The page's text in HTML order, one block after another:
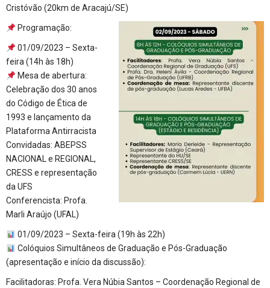
Cristóvão (20km de Aracajú/SE)
Programação:
01/09/2023 – Sexta-
feira (14h às 18h)
Mesa de abertura:
Celebração dos 30 anos
do Código de Ética de
1993 e lançamento da
Plataforma Antirracista
Convidadas: ABEPSS
NACIONAL e REGIONAL,
CRESS e representação
da UFS
Conferencista: Profa.
Marli Araújo (UFAL)
01/09/2023 – Sexta-feira (19h às 22h)
Colóquios Simultâneos de Graduação e Pós-Graduação
(apresentação e início da discussão):
Facilitadoras: Profa. Vera Núbia Santos – Coordenação Regional de